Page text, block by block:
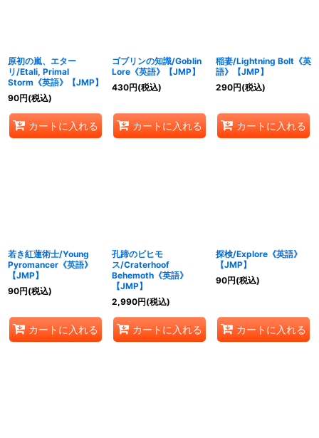
原初の嵐、エター
リ/Etali, Primal
Storm《英語》【JMP】
90円(税込)
カートに入れる
ゴブリンの知識/Goblin
Lore《英語》【JMP】
430円(税込)
カートに入れる
稲妻/Lightning Bolt《英
語》【JMP】
290円(税込)
カートに入れる
若き紅蓮術士/Young
Pyromancer《英語》
【JMP】
90円(税込)
カートに入れる
孔蹄のビヒモ
ス/Craterhoof
Behemoth《英語》
【JMP】
2,990円(税込)
カートに入れる
探検/Explore《英語》
【JMP】
90円(税込)
カートに入れる